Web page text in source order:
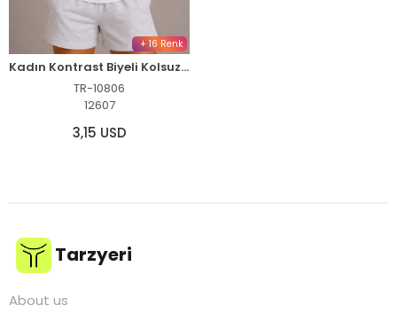
+ 16 Renk
Kadın Kontrast Biyeli Kolsuz Atlet Bisiklet Yaka Yazlık Basic Atlet - Beyaz
TR-10806
12607
3,15 USD
Tarzyeri
About us